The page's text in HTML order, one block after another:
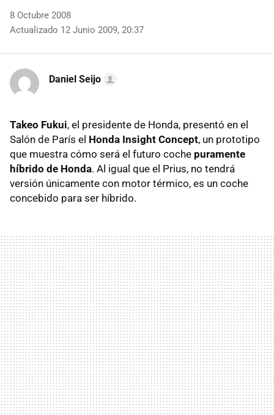
8 Octubre 2008
Actualizado 12 Junio 2009, 20:37
Daniel Seijo
Takeo Fukui, el presidente de Honda, presentó en el
Salón de París el Honda Insight Concept, un prototipo
que muestra cómo será el futuro coche puramente
híbrido de Honda. Al igual que el Prius, no tendrá
versión únicamente con motor térmico, es un coche
concebido para ser híbrido.